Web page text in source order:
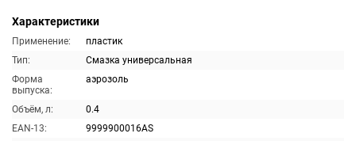
Характеристики
Применение:
пластик
Тип:
Смазка универсальная
Форма
выпуска:
аэрозоль
Объём, л:
0.4
EAN-13:
9999900016AS